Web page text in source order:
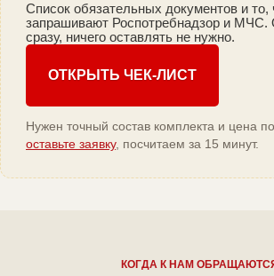
Список обязательных документов и то,
запрашивают Роспотребнадзор и МЧС.
сразу, ничего оставлять не нужно.
ОТКРЫТЬ ЧЕК-ЛИСТ
Нужен точный состав комплекта и цена
оставьте заявку, посчитаем за 15 минут.
КОГДА К НАМ